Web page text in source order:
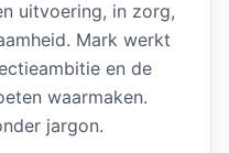
uitvoering, in zorg,
Mark werkt
en de
waarmaken.
jargon.